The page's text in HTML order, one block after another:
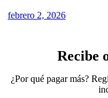
febrero 2, 2026
Recibe
¿Por qué pagar más?